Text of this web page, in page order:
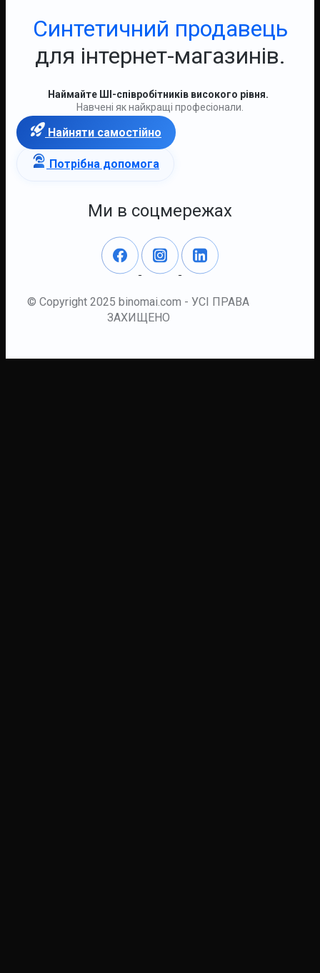
Синтетичний продавець
для інтернет-магазинів.
Наймайте ШІ-співробітників високого рівня.
Навчені як найкращі професіонали.
Найняти самостійно
Потрібна допомога
Ми в соцмережах
© Copyright 2025 binomai.com - УСІ ПРАВА
ЗАХИЩЕНО